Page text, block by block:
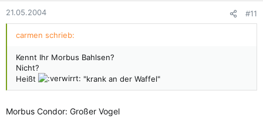
21.05.2004 #11
carmen schrieb:
Kennt Ihr Morbus Bahlsen?
Nicht?
Heißt
"krank an der Waffel"
Morbus Condor: Großer Vogel